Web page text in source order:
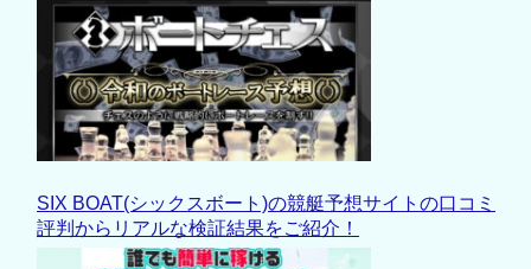
SIX BOAT(シックスボート)の競艇予想サイトの口コミ
評判からリアルな検証結果をご紹介！